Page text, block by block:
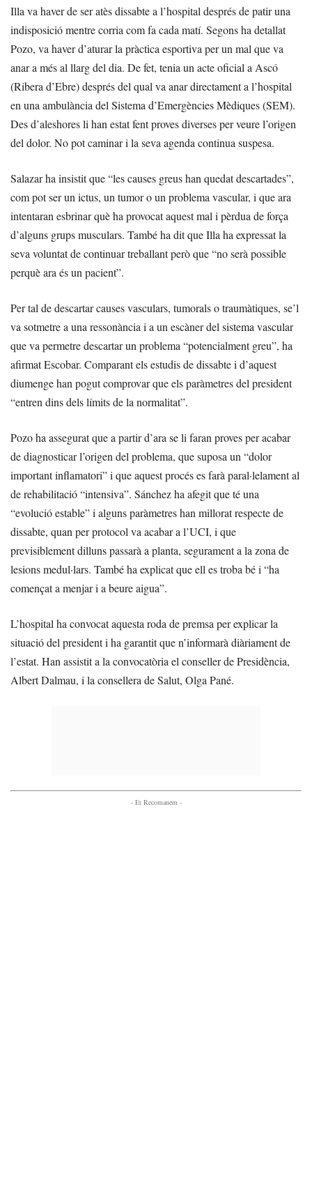
Illa va haver de ser atès dissabte a l’hospital després de patir una
indisposició mentre corria com fa cada matí. Segons ha detallat
Pozo, va haver d’aturar la pràctica esportiva per un mal que va
anar a més al llarg del dia. De fet, tenia un acte oficial a Ascó
(Ribera d’Ebre) després del qual va anar directament a l’hospital
en una ambulància del Sistema d’Emergències Mèdiques (SEM).
Des d’aleshores li han estat fent proves diverses per veure l’origen
del dolor. No pot caminar i la seva agenda continua suspesa.
Salazar ha insistit que “les causes greus han quedat descartades”,
com pot ser un ictus, un tumor o un problema vascular, i que ara
intentaran esbrinar què ha provocat aquest mal i pèrdua de força
d’alguns grups musculars. També ha dit que Illa ha expressat la
seva voluntat de continuar treballant però que “no serà possible
perquè ara és un pacient”.
Per tal de descartar causes vasculars, tumorals o traumàtiques, se’l
va sotmetre a una ressonància i a un escàner del sistema vascular
que va permetre descartar un problema “potencialment greu”, ha
afirmat Escobar. Comparant els estudis de dissabte i d’aquest
diumenge han pogut comprovar que els paràmetres del president
“entren dins dels límits de la normalitat”.
Pozo ha assegurat que a partir d’ara se li faran proves per acabar
de diagnosticar l’origen del problema, que suposa un “dolor
important inflamatori” i que aquest procés es farà paral·lelament al
de rehabilitació “intensiva”. Sánchez ha afegit que té una
“evolució estable” i alguns paràmetres han millorat respecte de
dissabte, quan per protocol va acabar a l’UCI, i que
previsiblement dilluns passarà a planta, segurament a la zona de
lesions medul·lars. També ha explicat que ell es troba bé i “ha
començat a menjar i a beure aigua”.
L’hospital ha convocat aquesta roda de premsa per explicar la
situació del president i ha garantit que n’informarà diàriament de
l’estat. Han assistit a la convocatòria el conseller de Presidència,
Albert Dalmau, i la consellera de Salut, Olga Pané.
- Et Recomanem -